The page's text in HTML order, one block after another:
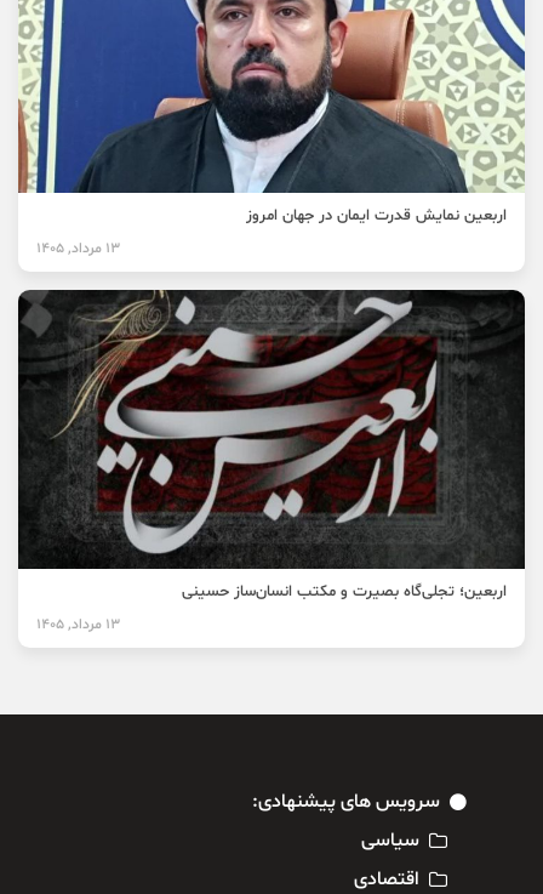
اربعین نمایش قدرت ایمان در جهان امروز
13 مرداد, 1405
اربعین؛ تجلی‌گاه بصیرت و مکتب انسان‌ساز حسینی
13 مرداد, 1405
سرویس های پیشنهادی:
سیاسی
اقتصادی